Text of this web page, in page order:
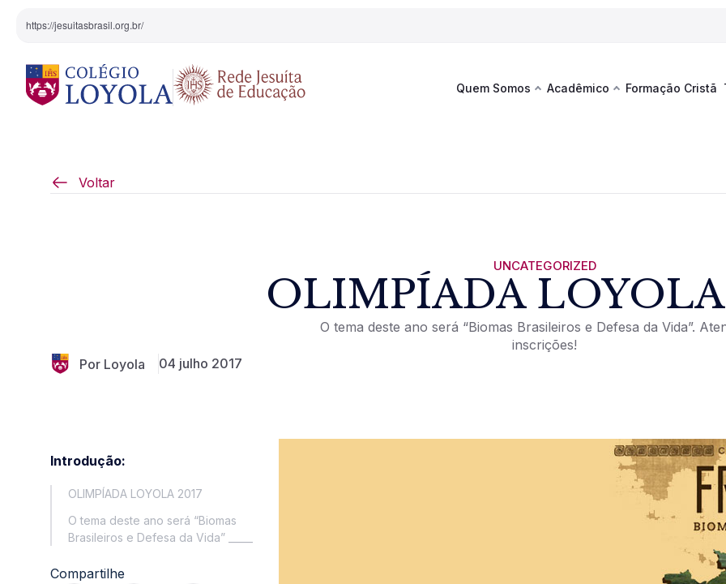
https://jesuitasbrasil.org.br/
Quem Somos
Pedagogia Inaciana Documentos Institucionais
Acadêmico Formação Cristã
Voltar
UNCATEGORIZED
OLIMPÍADA LOYOLA
O tema deste ano será “Biomas Brasileiros e Defesa da Vida”.
inscrições!
Por Loyola
04 julho 2017
Introdução:
OLIMPÍADA LOYOLA 2017
O tema deste ano será “Biomas
Brasileiros e Defesa da Vida” _____
Compartilhe